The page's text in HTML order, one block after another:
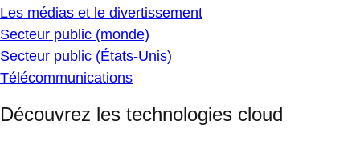
Les médias et le divertissement
Secteur public (monde)
Secteur public (États-Unis)
Télécommunications
Découvrez les technologies cloud